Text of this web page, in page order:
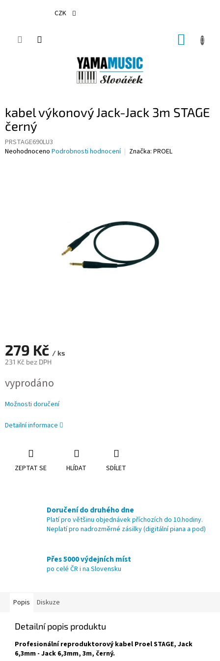
CZK
kabel výkonový Jack-Jack 3m STAGE
černý
PRSTAGE690LU3
Průměrné
Neohodnoceno Podrobnosti hodnocení Značka: PROEL
279 Kč / ks
231 Kč bez DPH
cena:
vyprodáno
Možnosti doručení
Detailní informace
ZEPTAT SE HLÍDAT SDÍLET
Doručení do druhého dne
Platí pro většinu objednávek příchozích do 10.hodiny.
Neplatí pro nadrozměrné zásilky (digitální piana a pod)
Přes 5000 výdejních míst
po celé ČR i na Slovensku
Popis Diskuze
Detailní popis produktu
Profesionální reproduktorový kabel Proel STAGE, Jack
6,3mm - Jack 6,3mm, 3m, černý.